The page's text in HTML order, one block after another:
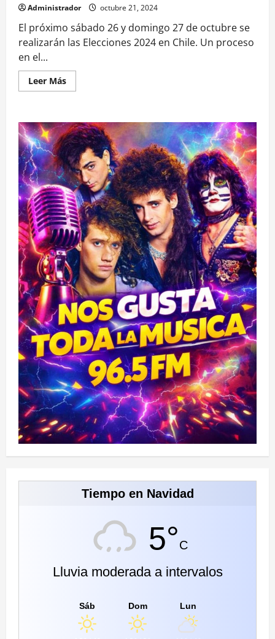
Administrador octubre 21, 2024
El próximo sábado 26 y domingo 27 de octubre se
realizarán las Elecciones 2024 en Chile. Un proceso
en el...
Leer MásLeer
más
2024
en
Chile:
¿Se
debe
votar
los
dos
días?
Tiempo en Navidad
5°C
Lluvia moderada a intervalos
Sáb Dom Lun